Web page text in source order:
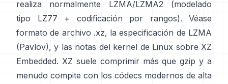
realiza normalmente LZMA/LZMA2 (modelado
tipo LZ77 + codificación por rangos). Véase
formato de archivo .xz, la especificación de LZMA
(Pavlov), y las notas del kernel de Linux sobre XZ
Embedded. XZ suele comprimir más que gzip y a
menudo compite con los códecs modernos de alta